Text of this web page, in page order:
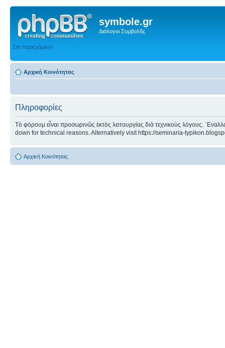
symbole.gr
Διάλογοι Συμβολῆς
Στο περιεχόμενο
Αρχική Κοινότητας
Πληροφορίες
Τὸ φόρουμ εἶναι προσωρινῶς ἐκτὸς λειτουργίας διὰ τεχνικοὺς λόγους.
down for technical reasons. Alternatively visit https://seminaria-
Αρχική Κοινότητας